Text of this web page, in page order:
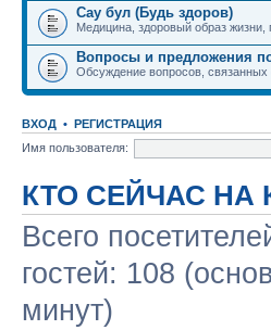
Сау бул (Будь здоров)
Медицина, здоровый образ жизни,
Вопросы и предложения
Обсуждение вопросов,
ВХОД • РЕГИСТРАЦИЯ
Имя пользователя:
КТО СЕЙЧАС НА
Всего
гостей: 108
минут)